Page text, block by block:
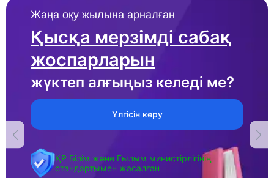
Жаңа оқу жылына арналған
Қысқа мерзімді сабақ
жоспарларын
жүктеп алғыңыз келеді ме?
Үлгісін көру
ҚР Білім және Ғылым министірлігінің
стандартымен жасалған